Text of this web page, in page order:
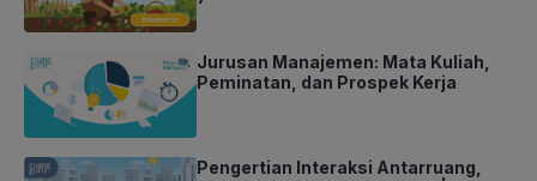
Jurusan Manajemen: Mata Kuliah,
Peminatan, dan Prospek Kerja
Pengertian Interaksi Antarruang,